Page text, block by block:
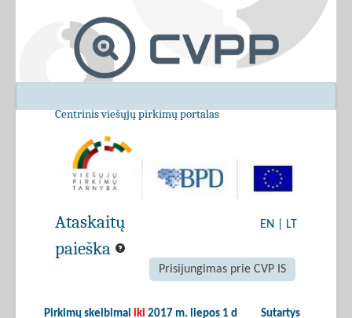
Centrinis viešųjų pirkimų portalas
EN LT
Prisijungimas prie CVP IS
Pirkimų skelbimai iki 2017 m. liepos 1 d Sutartys
Ataskaitų
paieška